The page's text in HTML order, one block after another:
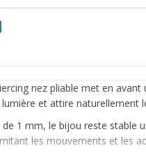
nezpliable met en avant
et attire naturellement
1 mm, le bijou reste stable
les mouvements et les